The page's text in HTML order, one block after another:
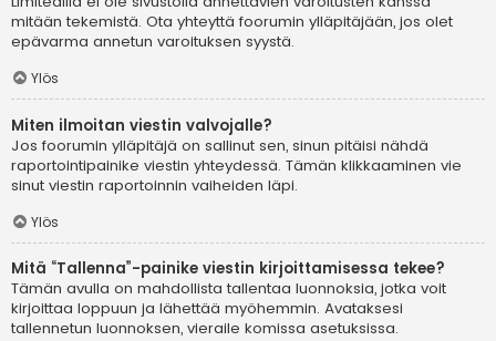
mitään tekemistä. Ota yhteyttä foorumin ylläpitäjään, jos olet
epävarma annetun varoituksen syystä.
Ylös
Miten ilmoitan viestin valvojalle?
Jos foorumin ylläpitäjä on sallinut sen, sinun pitäisi nähdä
raportointipainike viestin yhteydessä. Tämän klikkaaminen vie
sinut viestin raportoinnin vaiheiden läpi.
Ylös
Mitä “Tallenna”-painike viestin kirjoittamisessa tekee?
Tämän avulla on mahdollista tallentaa luonnoksia, jotka voit
kirjoittaa loppuun ja lähettää myöhemmin. Avataksesi
tallennetun luonnoksen, vieraile komissa asetuksissa.